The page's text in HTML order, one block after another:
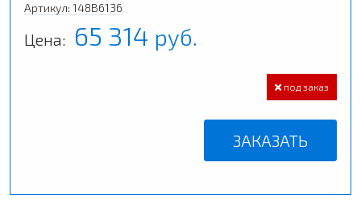
Артикул: 148B6136
Цена: 65 314 руб.
под заказ
ЗАКАЗАТЬ